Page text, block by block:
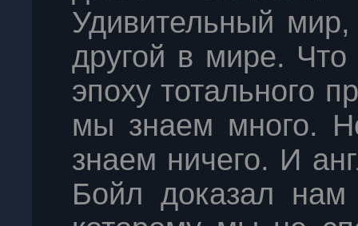
Удивительный
другой в мире.
эпоху тотального
мы знаем много.
знаем ничего. И
Бойл доказал